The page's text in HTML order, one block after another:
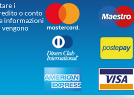
i
o conto
informazioni